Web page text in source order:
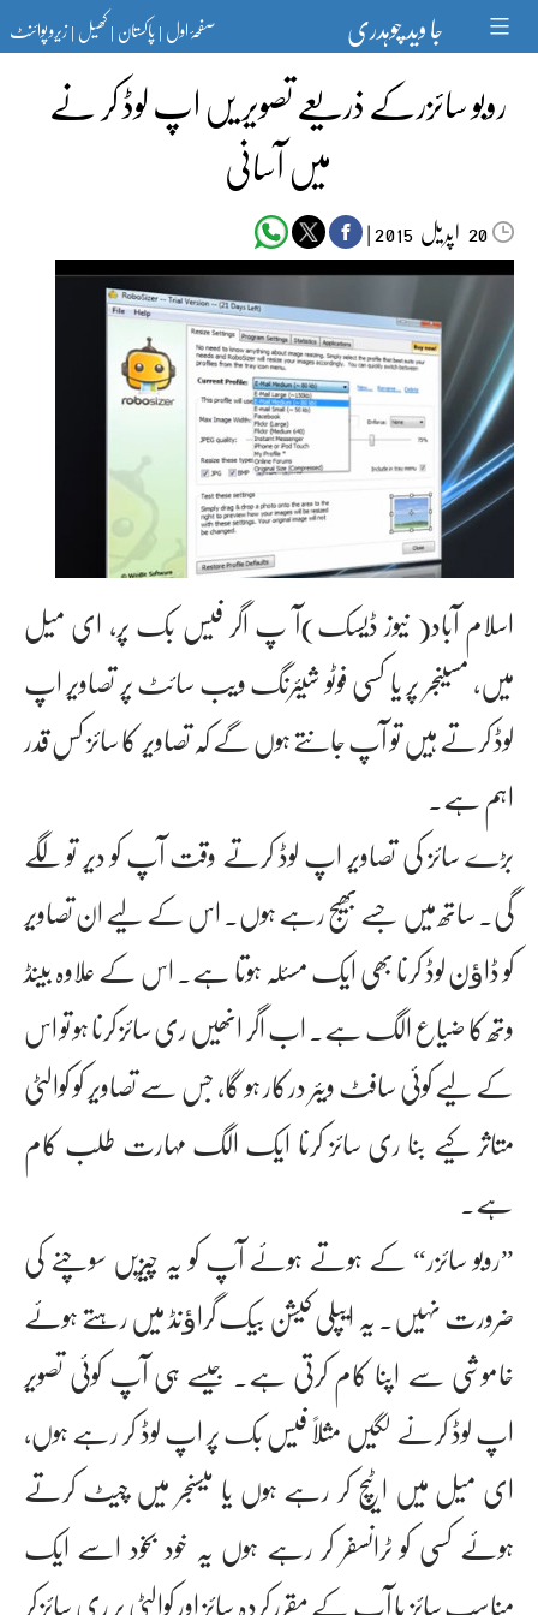
content جا وید چوہدری صفحۂ اول|پاکستان|کھیل|زیرو پوائنٹ
روبو سائزرکے ذریعے تصویر یں اپ لوڈ کر نے
میں آسانی
20 اپریل‬‮ |
اسلام آباد( نیوز ڈیسک)آ پ اگر فیس بک پر، ای میل
میں، مسینجر پر یا کسی فوٹو شیئرنگ ویب سائٹ پر تصاویر اپ
لوڈ کرتے ہیں تو آپ جانتے ہوں گے کہ تصاویر کا سائز کس قدر
اہم ہے۔
بڑے سائز کی تصاویر اپ لوڈ کرتے وقت آپ کو دیر تو لگے
گی۔ ساتھ میں جسے بھیج رہے ہوں۔ اس کے لیے ان تصاویر
کو ڈاﺅن لوڈ کرنا بھی ایک مسئلہ ہوتا ہے۔ اس کے علاوہ بینڈ
وتھ کا ضیاع الگ ہے۔ اب اگر انھیں ری سائز کرنا ہو تو اس
کے لیے کوئی سافٹ ویئر درکار ہو گا، جس سے تصاویر کو کوالٹی
متاثر کیے بنا ری سائز کرنا ایک الگ مہارت طلب کام
ہے۔
”روبو سائزر“ کے ہوتے ہوئے آپ کو یہ چیزیں سوچنے کی
ضرورت نہیں۔ یہ ایپلی کیشن بیک گراﺅنڈ میں رہتے ہوئے
خاموشی سے اپنا کام کرتی ہے۔ جیسے ہی آپ کوئی تصویر
اپ لوڈ کرنے لگیں مثلاً فیس بک پر اپ لوڈ کر رہے ہوں،
ای میل میں اٹیچ کر رہے ہوں یا میسنجر میں چیٹ کرتے
ہوئے کسی کو ٹرانسفر کر رہے ہوں یہ خود بخود اسے ایک